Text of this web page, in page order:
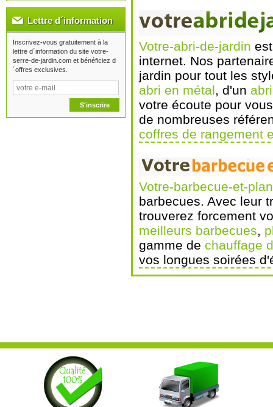
Lettre d´information
Inscrivez-vous gratuitement à la
lettre d´information du site votre-
serre-de-jardin.com et bénéficiez d
´offres exclusives.
Votre-abri-de-jardin
internet. Nos
jardin pour tout les
abri en métal , d'un
votre écoute pour
de nombreuses
coffres de rangement
Votre-barbecue-et-
barbecues. Avec leur
trouverez forcement
meilleurs barbecues
gamme de chauffage
vos longues soirées